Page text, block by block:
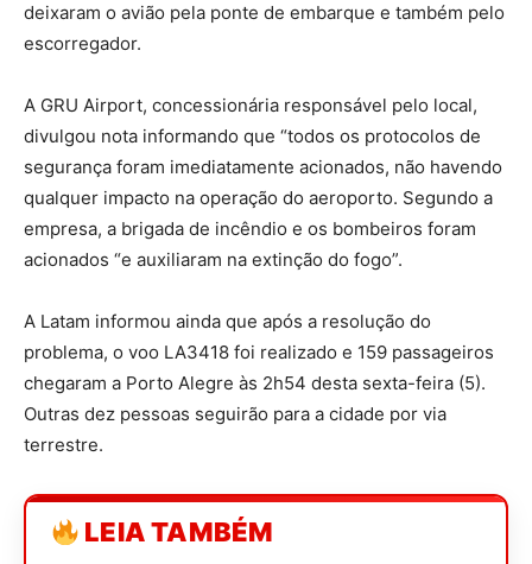
deixaram o avião pela ponte de embarque e também pelo
escorregador.
A GRU Airport, concessionária responsável pelo local,
divulgou nota informando que “todos os protocolos de
segurança foram imediatamente acionados, não havendo
qualquer impacto na operação do aeroporto. Segundo a
empresa, a brigada de incêndio e os bombeiros foram
acionados “e auxiliaram na extinção do fogo”.
A Latam informou ainda que após a resolução do
problema, o voo LA3418 foi realizado e 159 passageiros
chegaram a Porto Alegre às 2h54 desta sexta-feira (5).
Outras dez pessoas seguirão para a cidade por via
terrestre.
LEIA TAMBÉM